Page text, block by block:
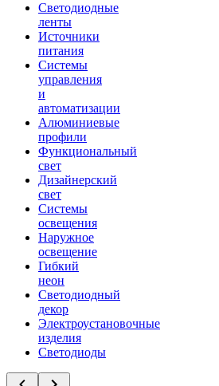
Светодиодные
ленты
Источники
питания
Системы
управления
и
автоматизации
Алюминиевые
профили
Функциональный
свет
Дизайнерский
свет
Системы
освещения
Наружное
освещение
Гибкий
неон
Светодиодный
декор
Электроустановочные
изделия
Светодиоды